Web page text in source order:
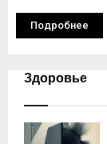
Подробнее
Здоровье